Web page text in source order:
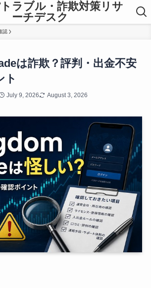
ラブル・詐欺対策リサ
ーチデスク
認
は詐欺？評判・出金不安
ト
July 9, 2026 August 3, 2026